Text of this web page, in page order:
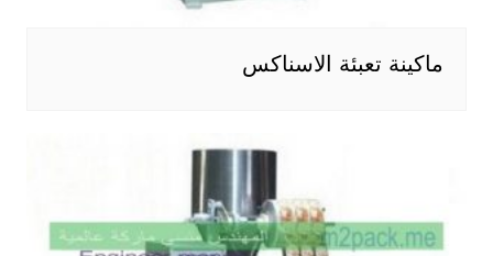
ماكينة تعبئة الاسناكس